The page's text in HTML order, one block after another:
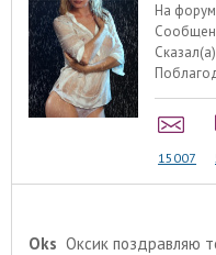
На
15007
Oks Оксик поздравляю